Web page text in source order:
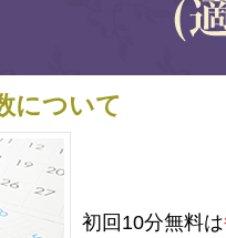
について
初回10分無料は